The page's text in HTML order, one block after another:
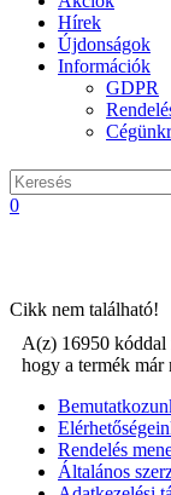
Hírek
Újdonságok
Információk
GDPR
0
Cikk nem található!
A(z) 16950 kóddal
hogy a termék már
Rendelés
Általános